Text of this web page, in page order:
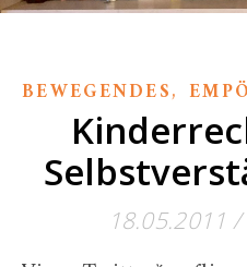
BEWEGENDES,
18.05.2011 /